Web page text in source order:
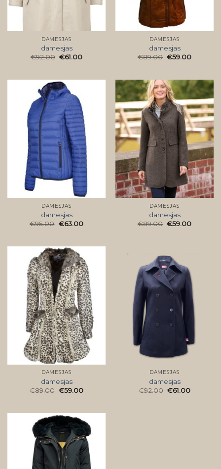
DAMESJAS
damesjas
€92.00 €61.00
DAMESJAS
damesjas
€89.00 €59.00
DAMESJAS
damesjas
€95.00 €63.00
DAMESJAS
damesjas
€89.00 €59.00
DAMESJAS
damesjas
€89.00 €59.00
DAMESJAS
damesjas
€92.00 €61.00